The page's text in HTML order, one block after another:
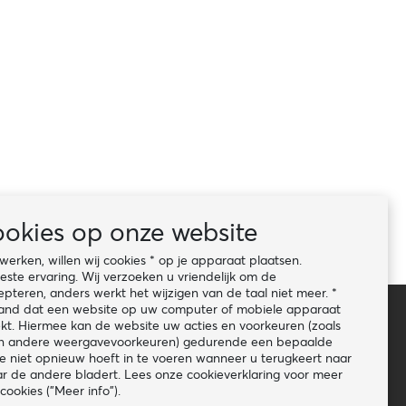
op onze website
willen wij cookies * op je apparaat plaatsen.
ervaring. Wij verzoeken u vriendelijk om de
anders werkt het wijzigen van de taal niet meer. *
dat een website op uw computer of mobiele apparaat
Hiermee kan de website uw acties en voorkeuren (zoals
andere weergavevoorkeuren) gedurende een bepaalde
niet opnieuw hoeft in te voeren wanneer u terugkeert naar
de andere bladert. Lees onze cookieverklaring voor meer
("Meer info").